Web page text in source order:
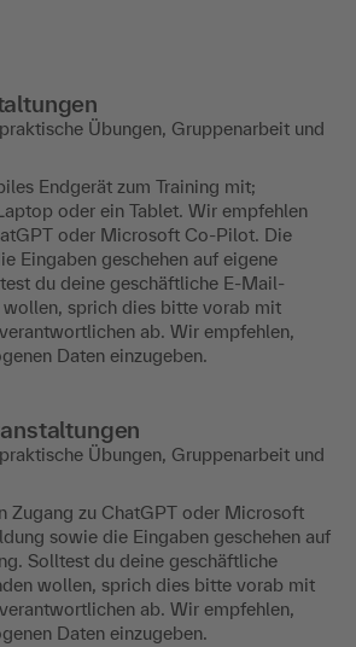
Übungen, Gruppenarbeit und
Endgerät zum Training mit;
oder ein Tablet. Wir empfehlen
oder Microsoft Co-Pilot. Die
Eingaben geschehen auf eigene
du deine geschäftliche E-Mail-
wollen, sprich dies bitte vorab mit
ab. Wir empfehlen,
Daten einzugeben.
Übungen, Gruppenarbeit und
Zugang zu ChatGPT oder Microsoft
sowie die Eingaben geschehen auf
Solltest du deine geschäftliche
wollen, sprich dies bitte vorab mit
ab. Wir empfehlen,
Daten einzugeben.